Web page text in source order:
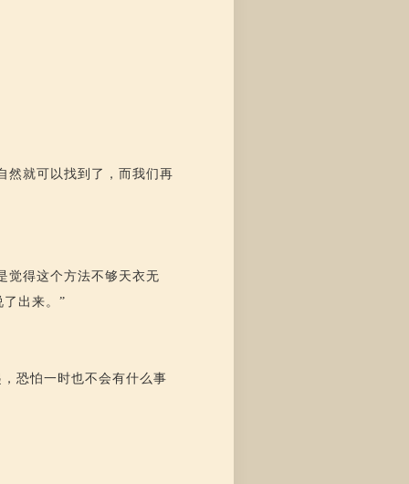
然就可以找到了，而我们再
觉得这个方法不够天衣无
出来。”
恐怕一时也不会有什么事